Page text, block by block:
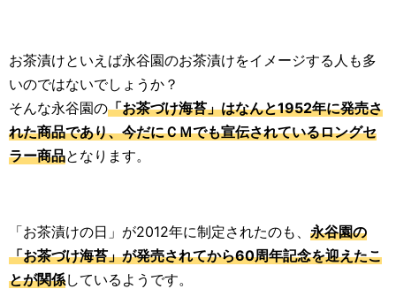
お茶漬けといえば永谷園のお茶漬けをイメージする人も多
いのではないでしょうか？
そんな永谷園の「お茶づけ海苔」はなんと1952年に発売さ
れた商品であり、今だにＣＭでも宣伝されているロングセ
ラー商品となります。
「お茶漬けの日」が2012年に制定されたのも、 永谷園の
「お茶づけ海苔」が発売されてから60周年記念を迎えたこ
とが関係しているようです。